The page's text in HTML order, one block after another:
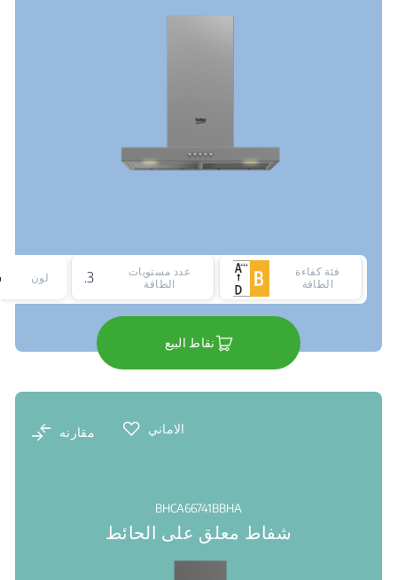
فئة كفاءة
الطاقة
عدد مستويات
الطاقة
3 لون
نقاط البيع
الاماني مقارنه
BHCA66741BBHA
شفاط معلق على الحائط